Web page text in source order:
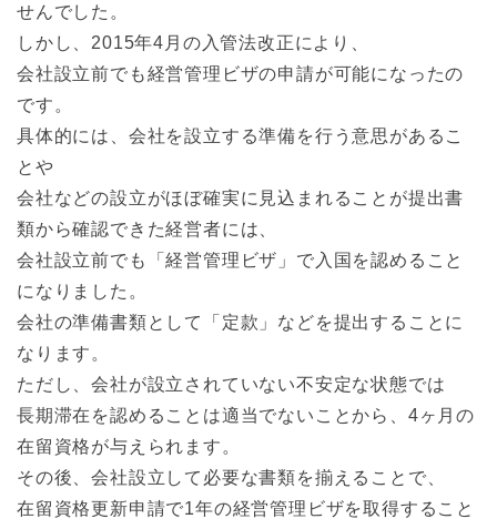
せんでした。
しかし、2015年4月の入管法改正により、
会社設立前でも経営管理ビザの申請が可能になったの
です。
具体的には、会社を設立する準備を行う意思があるこ
とや
会社などの設立がほぼ確実に見込まれることが提出書
類から確認できた経営者には、
会社設立前でも「経営管理ビザ」で入国を認めること
になりました。
会社の準備書類として「定款」などを提出することに
なります。
ただし、会社が設立されていない不安定な状態では
長期滞在を認めることは適当でないことから、4ヶ月の
在留資格が与えられます。
その後、会社設立して必要な書類を揃えることで、
在留資格更新申請で1年の経営管理ビザを取得すること